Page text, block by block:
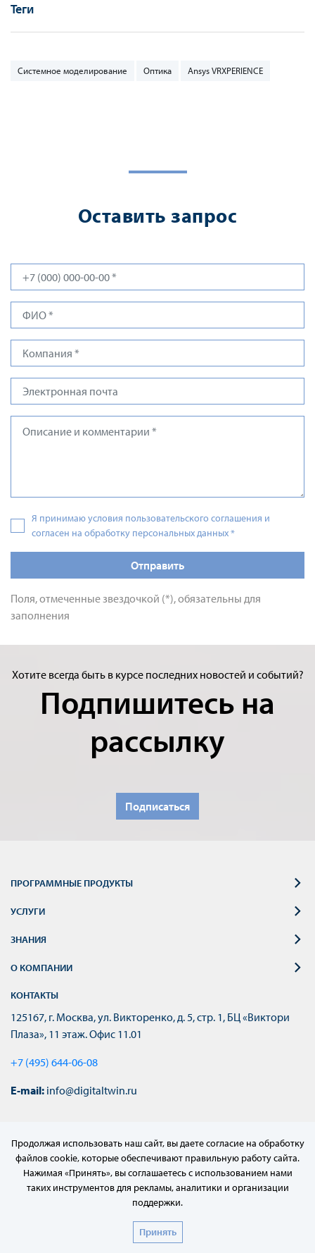
Теги
Системное моделирование Оптика Ansys VRXPERIENCE
Оставить запрос
Я принимаю условия пользовательского соглашения и
согласен на обработку персональных данных*
Отправить
Поля, отмеченные звездочкой (*), обязательны для
заполнения
Хотите всегда быть в курсе последних новостей и событий?
Подпишитесь на
рассылку
Подписаться
ПРОГРАММНЫЕ ПРОДУКТЫ
УСЛУГИ
ЗНАНИЯ
О КОМПАНИИ
КОНТАКТЫ
125167, г. Москва, ул. Викторенко, д. 5, стр. 1, БЦ «Виктори
Плаза», 11 этаж. Офис 11.01
+7 (495) 644-06-08
E-mail: info@digitaltwin.ru
Продолжая использовать наш сайт, вы даете согласие на обработку
файлов cookie, которые обеспечивают правильную работу сайта.
Нажимая «Принять», вы соглашаетесь с использованием нами
таких инструментов для рекламы, аналитики и организации
поддержки.
Принять